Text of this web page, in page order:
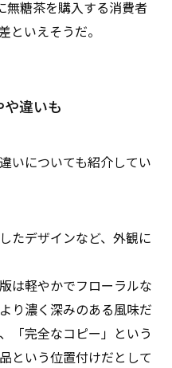
無糖茶を購入する消費者
といえそうだ。
違いも
いについても紹介してい
たデザインなど、外観に
は軽やかでフローラルな
り濃く深みのある風味だ
「完全なコピー」という
という位置付けだとして